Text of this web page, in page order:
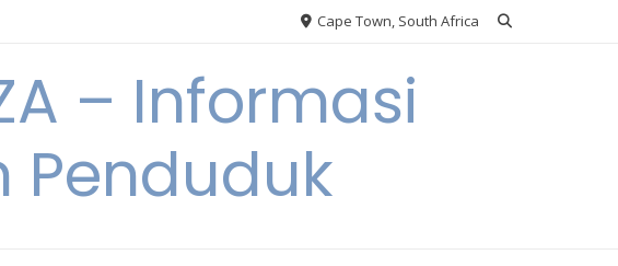
Cape Town, South Africa
– Informasi
Penduduk